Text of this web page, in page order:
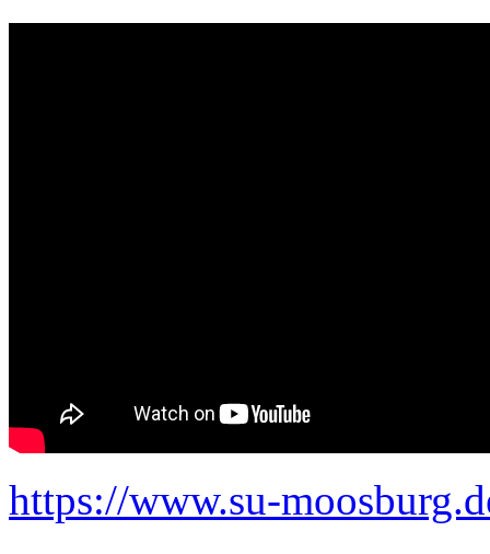
https://www.su-